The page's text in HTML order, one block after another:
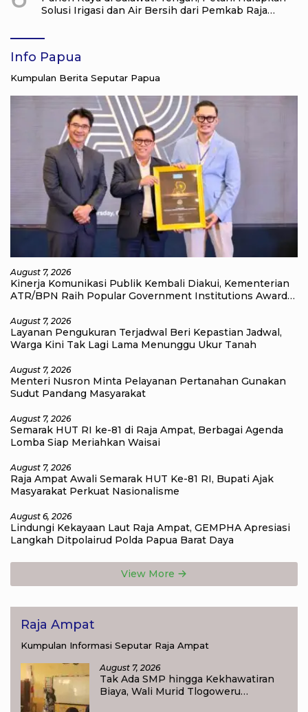
Solusi Irigasi dan Air Bersih dari Pemkab Raja
Info Papua
Kumpulan Berita Seputar Papua
August 7, 2026
Kinerja Komunikasi Publik Kembali Diakui, Kementerian
ATR/BPN Raih Popular Government Institutions Award
August 7, 2026
Layanan Pengukuran Terjadwal Beri Kepastian Jadwal,
Warga Kini Tak Lagi Lama Menunggu Ukur Tanah
August 7, 2026
Menteri Nusron Minta Pelayanan Pertanahan Gunakan
Sudut Pandang Masyarakat
August 7, 2026
Semarak HUT RI ke-81 di Raja Ampat, Berbagai Agenda
Lomba Siap Meriahkan Waisai
August 7, 2026
Raja Ampat Awali Semarak HUT Ke-81 RI, Bupati Ajak
Masyarakat Perkuat Nasionalisme
August 6, 2026
Lindungi Kekayaan Laut Raja Ampat, GEMPHA Apresiasi
Langkah Ditpolairud Polda Papua Barat Daya
View More
Raja Ampat
Kumpulan Informasi Seputar Raja Ampat
August 7, 2026
Tak Ada SMP hingga Kekhawatiran
Biaya, Wali Murid Tlogoweru